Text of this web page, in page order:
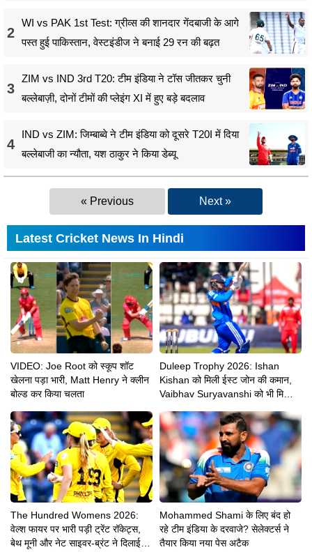
2
WI vs PAK 1st Test: ग्रीव्स की शानदार गेंदबाजी के आगे
पस्त हुई पाकिस्तान, वेस्टइंडीज ने बनाई 29 रन की बढ़त
3
ZIM vs IND 3rd T20: टीम इंडिया ने टॉस जीतकर चुनी
बल्लेबाज़ी, दोनों टीमों की प्लेइंग XI में हुए बड़े बदलाव
4
IND vs ZIM: जिम्बाब्वे ने टीम इंडिया को दूसरे T20I में दिया
बल्लेबाजी का न्यौता, यश ठाकुर ने किया डेब्यू
« Previous Next »
Latest Cricket News In Hindi
VIDEO: Joe Root को स्कूप शॉट
खेलना पड़ा भारी, Matt Henry ने क्लीन
बोल्ड कर किया चलता
Duleep Trophy 2026: Ishan
Kishan को मिली ईस्ट जोन की कमान,
Vaibhav Suryavanshi को भी मिली
The Hundred Womens 2026:
वेल्श फायर पर भारी पड़ी ट्रेंट रॉकेट्स,
बेथ मूनी और नेट साइवर-ब्रंट ने दिलाई 8
Mohammed Shami के लिए बंद हो
रहे टीम इंडिया के दरवाजे? सेलेक्टर्स ने
तैयार किया नया पेस अटैक